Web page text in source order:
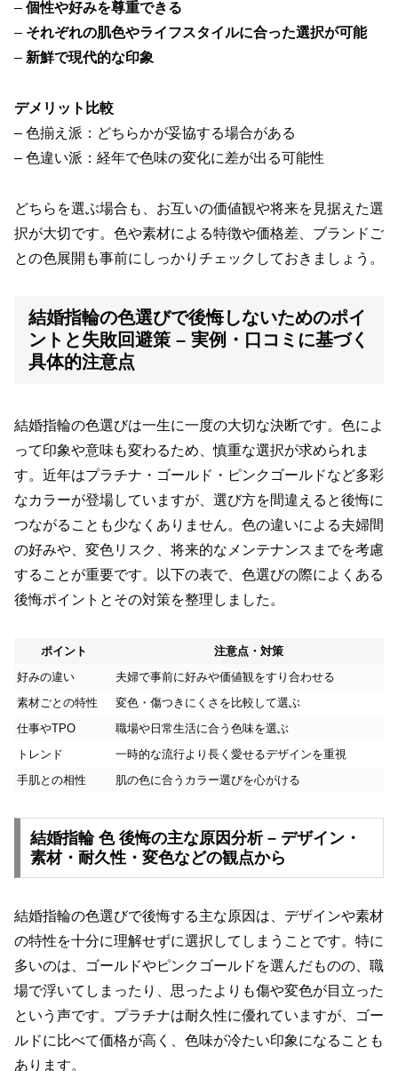
– 個性や好みを尊重できる
– それぞれの肌色やライフスタイルに合った選択が可能
– 新鮮で現代的な印象
デメリット比較
– 色揃え派：どちらかが妥協する場合がある
– 色違い派：経年で色味の変化に差が出る可能性
どちらを選ぶ場合も、お互いの価値観や将来を見据えた選
択が大切です。色や素材による特徴や価格差、ブランドご
との色展開も事前にしっかりチェックしておきましょう。
結婚指輪の色選びで後悔しないためのポイ
ントと失敗回避策 – 実例・口コミに基づく
具体的注意点
結婚指輪の色選びは一生に一度の大切な決断です。色によ
って印象や意味も変わるため、慎重な選択が求められま
す。近年はプラチナ・ゴールド・ピンクゴールドなど多彩
なカラーが登場していますが、選び方を間違えると後悔に
つながることも少なくありません。色の違いによる夫婦間
の好みや、変色リスク、将来的なメンテナンスまでを考慮
することが重要です。以下の表で、色選びの際によくある
後悔ポイントとその対策を整理しました。
ポイント
注意点・対策
好みの違い
夫婦で事前に好みや価値観をすり合わせる
素材ごとの特性
変色・傷つきにくさを比較して選ぶ
仕事やTPO
職場や日常生活に合う色味を選ぶ
トレンド
一時的な流行より長く愛せるデザインを重視
手肌との相性
肌の色に合うカラー選びを心がける
結婚指輪 色 後悔の主な原因分析 – デザイン・
素材・耐久性・変色などの観点から
結婚指輪の色選びで後悔する主な原因は、デザインや素材
の特性を十分に理解せずに選択してしまうことです。特に
多いのは、ゴールドやピンクゴールドを選んだものの、職
場で浮いてしまったり、思ったよりも傷や変色が目立った
という声です。プラチナは耐久性に優れていますが、ゴー
ルドに比べて価格が高く、色味が冷たい印象になることも
あります。